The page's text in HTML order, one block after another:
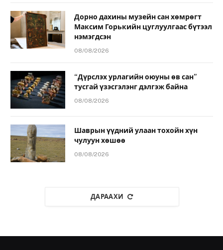
Дорно дахины музейн сан хөмрөгт
Максим Горькийн цуглуулгаас бүтээл
нэмэгдсэн
08/08/2026
“Дүрслэх урлагийн оюуны өв сан”
тусгай үзэсгэлэнг дэлгэж байна
08/08/2026
Шаврын үүдний улаан тохойн хүн
чулуун хөшөө
08/08/2026
ДАРААХИ